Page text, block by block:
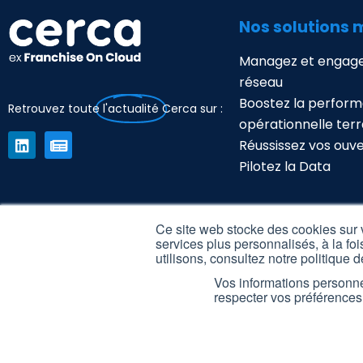
Ce site web stocke des cookies
services plus personnalisés, à la
utilisons, consultez notre politique
Vos informations
respecter vos
Retrouvez toute l'actualité Cerca sur :
Nos solutions
Managez et
réseau
Boostez la
opérationnelle
Réussissez vos
Pilotez la Data
Nos solutions
Séduisez et
candidats
Automatisez vos